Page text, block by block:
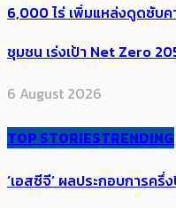
6,000 ไร่ เพิ่ม​แหล่งดูดซับ
ชุมชน เร่งเป้า​ Net Zero
6 August 2026
TOP STORIESTRENDING
‘เอสซีจี’ ผลประกอบการค